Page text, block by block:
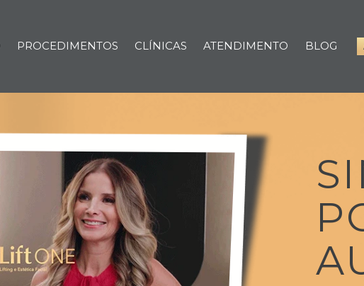
PROCEDIMENTOS CLÍNICAS ATENDIMENTO BLOG